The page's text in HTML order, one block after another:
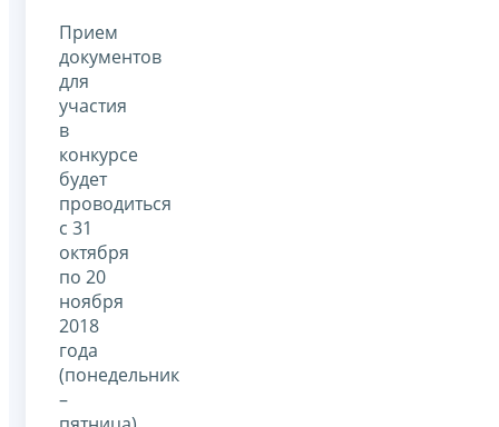
Прием
документов
для
участия
в
конкурсе
будет
проводиться
с 31
октября
по 20
ноября
2018
года
(понедельник
–